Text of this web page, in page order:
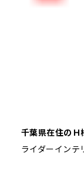
千葉県在住のＨ
ライダーインテ